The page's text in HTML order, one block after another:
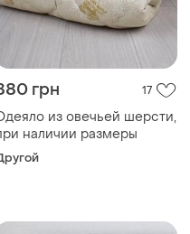
грн 17
из овечьей шерсти,
наличии размеры